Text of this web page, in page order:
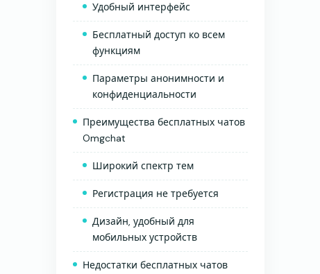
Удобный интерфейс
Бесплатный доступ ко всем
функциям
Параметры анонимности и
конфиденциальности
Преимущества бесплатных чатов
Omgchat
Широкий спектр тем
Регистрация не требуется
Дизайн, удобный для
мобильных устройств
Недостатки бесплатных чатов